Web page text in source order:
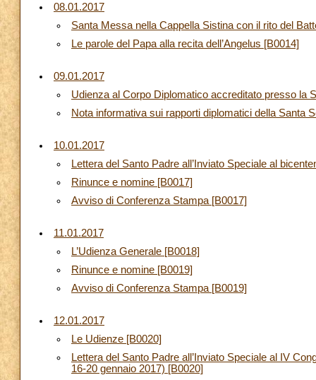
08.01.2017
Santa Messa nella Cappella Sistina con il rito del
Le parole del Papa alla recita dell’Angelus [B0014]
09.01.2017
Udienza al Corpo Diplomatico accreditato presso la
Nota informativa sui rapporti diplomatici della Santa
10.01.2017
Lettera del Santo Padre all’Inviato Speciale al
Rinunce e nomine [B0017]
Avviso di Conferenza Stampa [B0017]
11.01.2017
L’Udienza Generale [B0018]
Rinunce e nomine [B0019]
Avviso di Conferenza Stampa [B0019]
12.01.2017
Le Udienze [B0020]
Lettera del Santo Padre all’Inviato Speciale al IV
16-20 gennaio 2017) [B0020]